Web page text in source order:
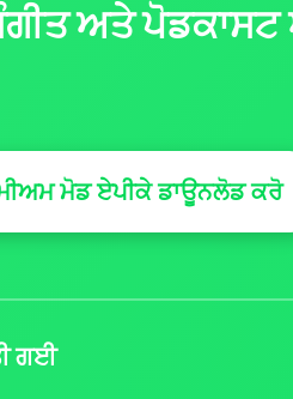
ਅਤੇ
ਮੋਡ ਏਪੀਕੇ ਡਾਊਨਲੋਡ ਕਰੋ
ਗਈ